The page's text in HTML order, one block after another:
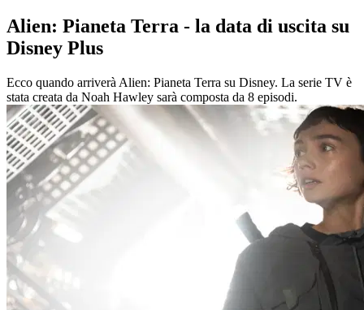
Alien: Pianeta Terra - la data di uscita su
Disney Plus
Ecco quando arriverà Alien: Pianeta Terra su Disney. La serie TV è
stata creata da Noah Hawley sarà composta da 8 episodi.